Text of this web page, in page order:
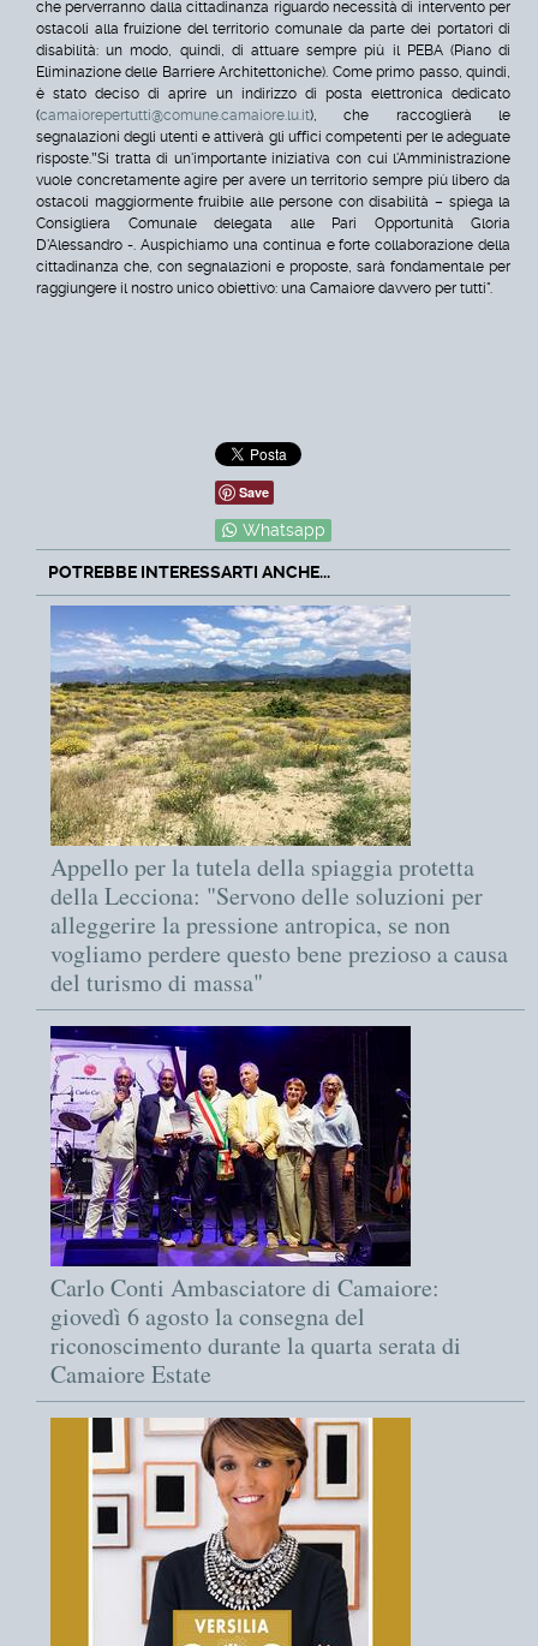
che perverranno dalla cittadinanza riguardo necessità di intervento per
ostacoli alla fruizione del territorio comunale da parte dei portatori di
disabilità: un modo, quindi, di attuare sempre più il PEBA (Piano di
Eliminazione delle Barriere Architettoniche). Come primo passo, quindi,
è stato deciso di aprire un indirizzo di posta elettronica dedicato
(camaiorepertutti@comune.camaiore.lu.it), che raccoglierà le
segnalazioni degli utenti e attiverà gli uffici competenti per le adeguate
risposte."Si tratta di un'importante iniziativa con cui l'Amministrazione
vuole concretamente agire per avere un territorio sempre più libero da
ostacoli maggiormente fruibile alle persone con disabilità – spiega la
Consigliera Comunale delegata alle Pari Opportunità Gloria
D'Alessandro -. Auspichiamo una continua e forte collaborazione della
cittadinanza che, con segnalazioni e proposte, sarà fondamentale per
raggiungere il nostro unico obiettivo: una Camaiore davvero per tutti".
Save
Whatsapp
POTREBBE INTERESSARTI ANCHE...
Appello per la tutela della spiaggia protetta
della Lecciona: "Servono delle soluzioni per
alleggerire la pressione antropica, se non
vogliamo perdere questo bene prezioso a causa
del turismo di massa"
Carlo Conti Ambasciatore di Camaiore:
giovedì 6 agosto la consegna del
riconoscimento durante la quarta serata di
Camaiore Estate